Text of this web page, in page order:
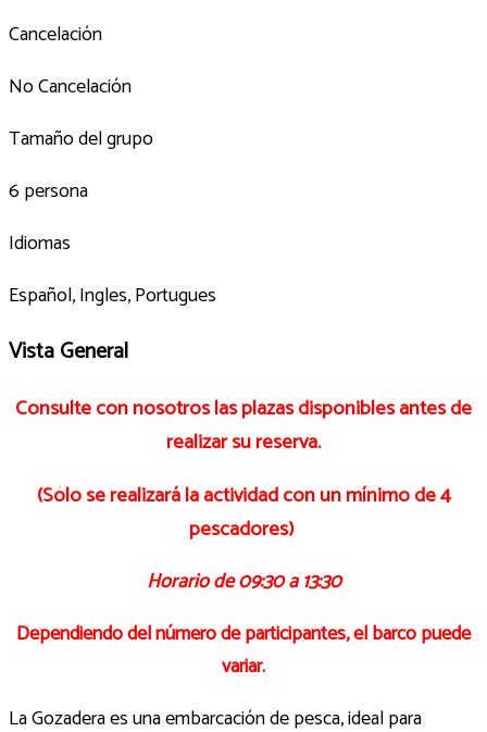
Cancelación
No Cancelación
Tamaño del grupo
6 persona
Idiomas
Español, Ingles, Portugues
Vista General
Consulte con nosotros las plazas disponibles antes de
realizar su reserva.
(Sólo se realizará la actividad con un mínimo de 4
pescadores)
Horario de 09:30 a 13:30
Dependiendo del número de participantes, el barco puede
variar.
La Gozadera es una embarcación de pesca, ideal para